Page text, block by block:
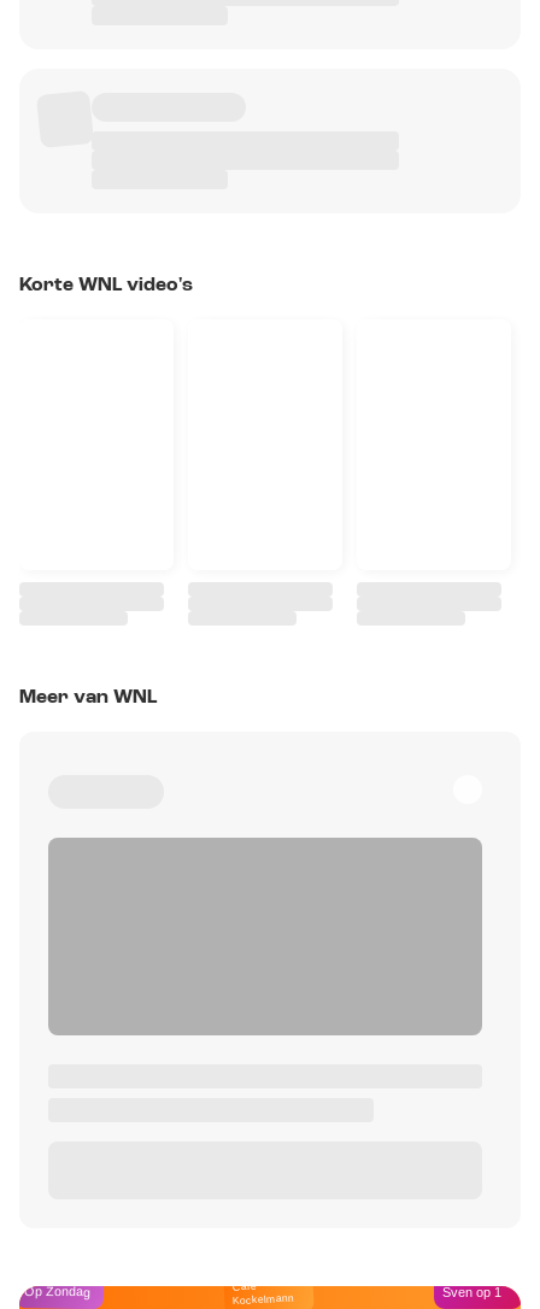
Korte WNL video's
Meer van WNL
Op Zondag Café
Kockelmann Sven op 1